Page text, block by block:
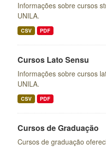
Informações sobre cursos
UNILA.
CSV PDF
Cursos Lato Sensu
Informações sobre cursos
UNILA.
CSV PDF
Cursos de Graduação
Cursos de graduação